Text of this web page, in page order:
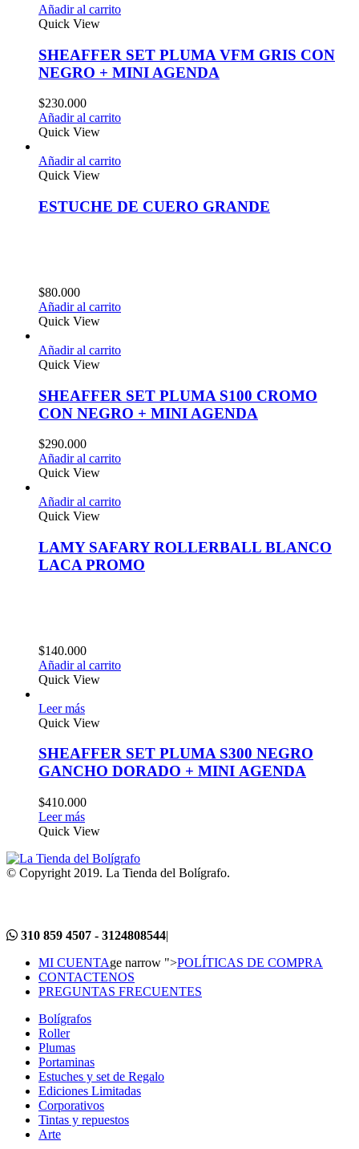
Añadir al carrito
Quick View
SHEAFFER SET PLUMA VFM GRIS CON
NEGRO + MINI AGENDA
$230.000
Añadir al carrito
Quick View
Añadir al carrito
Quick View
ESTUCHE DE CUERO GRANDE
$80.000
Añadir al carrito
Quick View
Añadir al carrito
Quick View
SHEAFFER SET PLUMA S100 CROMO
CON NEGRO + MINI AGENDA
$290.000
Añadir al carrito
Quick View
Añadir al carrito
Quick View
LAMY SAFARY ROLLERBALL BLANCO
LACA PROMO
$140.000
Añadir al carrito
Quick View
Leer más
Quick View
SHEAFFER SET PLUMA S300 NEGRO
GANCHO DORADO + MINI AGENDA
$410.000
Leer más
Quick View
© Copyright 2019. La Tienda del Bolígrafo.
310 859 4507 - 3124808544|
MI CUENTAge narrow ">POLÍTICAS DE COMPRA
CONTACTENOS
PREGUNTAS FRECUENTES
Bolígrafos
Roller
Plumas
Portaminas
Estuches y set de Regalo
Ediciones Limitadas
Corporativos
Tintas y repuestos
Arte